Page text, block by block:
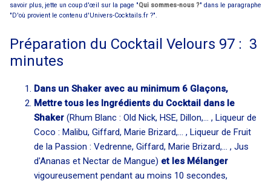
savoir plus, jette un coup d'œil sur la page "Qui sommes-nous ?" dans le paragraphe
"D'où provient le contenu d'Univers-Cocktails.fr ?".
Préparation du Cocktail Velours 97 : 3
minutes
Dans un Shaker avec au minimum 6 Glaçons,
Mettre tous les Ingrédients du Cocktail dans le
Shaker (Rhum Blanc : Old Nick, HSE, Dillon,... , Liqueur de
Coco : Malibu, Giffard, Marie Brizard,... , Liqueur de Fruit
de la Passion : Vedrenne, Giffard, Marie Brizard,... , Jus
d'Ananas et Nectar de Mangue) et les Mélanger
vigoureusement pendant au moins 10 secondes,